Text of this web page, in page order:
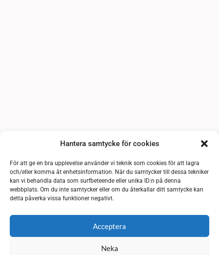
Hantera samtycke för cookies
För att ge en bra upplevelse använder vi teknik som cookies för att lagra
och/eller komma åt enhetsinformation. När du samtycker till dessa tekniker
kan vi behandla data som surfbeteende eller unika ID:n på denna
webbplats. Om du inte samtycker eller om du återkallar ditt samtycke kan
detta påverka vissa funktioner negativt.
Acceptera
Neka